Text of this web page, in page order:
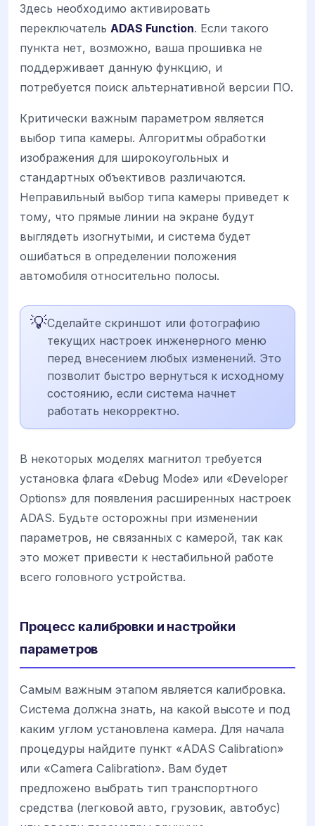
Здесь необходимо активировать
переключатель ADAS Function. Если такого
пункта нет, возможно, ваша прошивка не
поддерживает данную функцию, и
потребуется поиск альтернативной версии ПО.
Критически важным параметром является
выбор типа камеры. Алгоритмы обработки
изображения для широкоугольных и
стандартных объективов различаются.
Неправильный выбор типа камеры приведет к
тому, что прямые линии на экране будут
выглядеть изогнутыми, и система будет
ошибаться в определении положения
автомобиля относительно полосы.
💡Сделайте скриншот или фотографию
текущих настроек инженерного меню
перед внесением любых изменений. Это
позволит быстро вернуться к исходному
состоянию, если система начнет
работать некорректно.
В некоторых моделях магнитол требуется
установка флага «Debug Mode» или «Developer
Options» для появления расширенных настроек
ADAS. Будьте осторожны при изменении
параметров, не связанных с камерой, так как
это может привести к нестабильной работе
всего головного устройства.
Процесс калибровки и настройки
параметров
Самым важным этапом является калибровка.
Система должна знать, на какой высоте и под
каким углом установлена камера. Для начала
процедуры найдите пункт «ADAS Calibration»
или «Camera Calibration». Вам будет
предложено выбрать тип транспортного
средства (легковой авто, грузовик, автобус)